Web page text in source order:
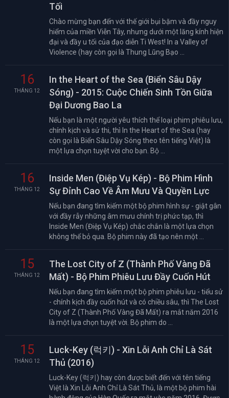
Tối
Chào mừng bạn đến với thế giới bụi bặm và đầy nguy
hiểm của miền Viễn Tây, nhưng dưới một lăng kính hiện
đại và đầy u tối của đạo diễn Ti West! In a Valley of
Violence (hay còn gọi là Thung Lũng Bạo ...
16
THÁNG 12
In the Heart of the Sea (Biển Sâu Dậy
Sóng) - 2015: Cuộc Chiến Sinh Tồn Giữa
Đại Dương Bao La
Nếu bạn là một người yêu thích thể loại phim phiêu lưu,
chính kịch và sử thi, thì In the Heart of the Sea (hay
còn gọi là Biển Sâu Dậy Sóng theo tên tiếng Việt) là
một lựa chọn tuyệt vời cho bạn. Bộ ...
16
THÁNG 12
Inside Men (Điệp Vụ Kép) - Bộ Phim Hình
Sự Đỉnh Cao Về Âm Mưu Và Quyền Lực
Nếu bạn đang tìm kiếm một bộ phim hình sự - giật gân
với đầy rẫy những âm mưu chính trị phức tạp, thì
Inside Men (Điệp Vụ Kép) chắc chắn là một lựa chọn
không thể bỏ qua. Bộ phim này đã tạo nên một ...
15
THÁNG 12
The Lost City of Z (Thành Phố Vàng Đã
Mất) - Bộ Phim Phiêu Lưu Đầy Cuốn Hút
Nếu bạn đang tìm kiếm một bộ phim phiêu lưu - tiểu sử
- chính kịch đầy cuốn hút và có chiều sâu, thì The Lost
City of Z (Thành Phố Vàng Đã Mất) ra mắt năm 2016
là một lựa chọn tuyệt vời. Bộ phim do ...
15
THÁNG 12
Luck-Key (럭키) - Xin Lỗi Anh Chỉ Là Sát
Thủ (2016)
Luck-Key (럭키) hay còn được biết đến với tên tiếng
Việt là Xin Lỗi Anh Chỉ Là Sát Thủ, là một bộ phim hài